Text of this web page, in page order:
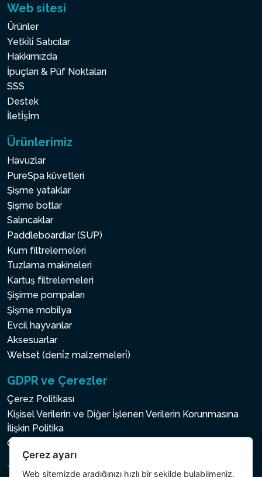
Web sitesi
Ürünler
Yetki̇li̇ Satıcılar
Hakkımızda
İpuçları & Püf Noktaları
SSS
Destek
İletİşİm
Ürünlerimiz
Havuzlar
PureSpa küvetleri
Şişme yataklar
Şişme botlar
Salıncaklar
Paddleboardlar (SUP)
Kum filtrelemeleri
Tuzlama makineleri
Kartuş filtrelemeleri
Şişirme pompaları
Şişme mobilya
Evcil hayvanlar
Aksesuarlar
Wetset (deni̇z malzemeleri̇)
GDPR ve Çerezler
Çerez Politikası
Kişisel Verilerin ve Diğer İşlenen Verilerin Korunmasına
İlişkin Politika
Çerez ayarı
Çerez ayarı
Web sitemizde aradığınızı hızlı bir şekilde bulabilmeniz,